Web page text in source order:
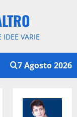
VARIE
7 Agosto 2026